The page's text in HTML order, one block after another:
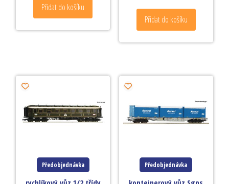
Přidat do košíku
Přidat do košíku
Předobjednávka Předobjednávka